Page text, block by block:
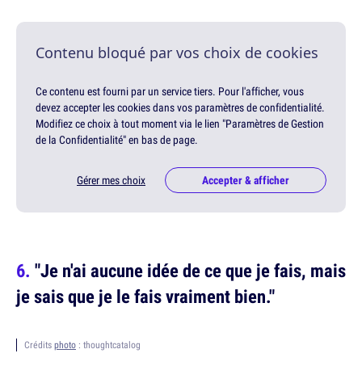
Contenu bloqué par vos choix de cookies
Ce contenu est fourni par un service tiers. Pour l'afficher, vous
devez accepter les cookies dans vos paramètres de confidentialité.
Modifiez ce choix à tout moment via le lien "Paramètres de Gestion
de la Confidentialité" en bas de page.
Gérer mes choix Accepter & afficher
"Je n'ai aucune idée de ce que je fais, mais
je sais que je le fais vraiment bien."
Crédits photo : thoughtcatalog